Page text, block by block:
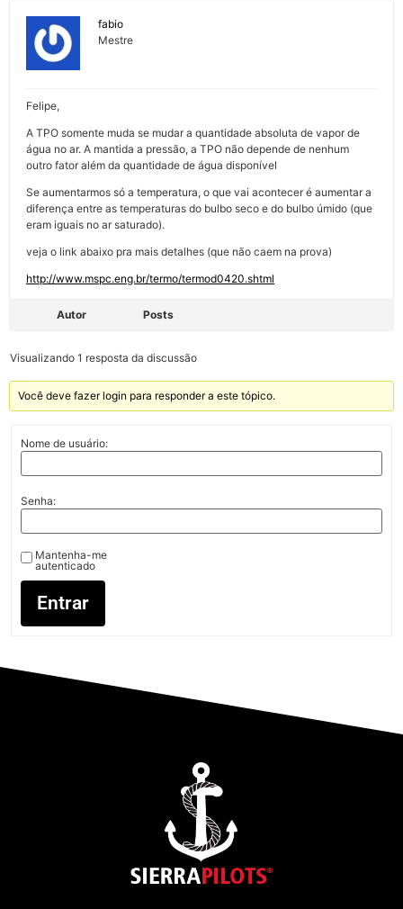
fabio
Mestre
Felipe,
A TPO somente muda se mudar a quantidade absoluta de vapor de
água no ar. A mantida a pressão, a TPO não depende de nenhum
outro fator além da quantidade de água disponível
Se aumentarmos só a temperatura, o que vai acontecer é aumentar a
diferença entre as temperaturas do bulbo seco e do bulbo úmido (que
eram iguais no ar saturado).
veja o link abaixo pra mais detalhes (que não caem na prova)
http://www.mspc.eng.br/termo/termod0420.shtml
Autor Posts
Visualizando 1 resposta da discussão
Você deve fazer login para responder a este tópico.
Nome de usuário:
Senha:
Mantenha-me
autenticado
Entrar